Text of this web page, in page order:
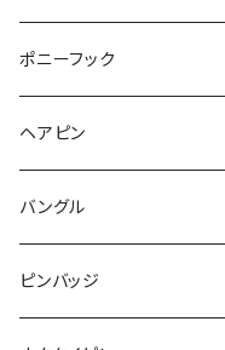
こいのぼり
Animal
Triangle
食品
ハムスター
レッサーパンダ
ブタ
雲
月
惑星
星
唐津土
lip
クジラ
くま
コアラ
フルーツ
さくらんぼ
レモン
てんとう虫
野菜
雲
カメラ
リボン
ラリエット
モザイク
フルーツ
パン
ガラス
リボン
ポニーフック
ヘアピン
バングル
ピンバッジ